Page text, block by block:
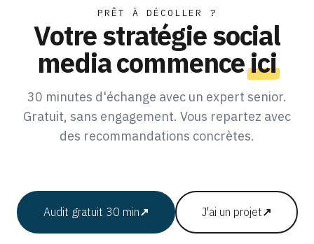
PRÊT À DÉCOLLER ?
Votre stratégie social
media commenceici
30 minutes d'échange avec un expert senior.
Gratuit, sans engagement. Vous repartez avec
des recommandations concrètes.
Audit gratuit 30 min↗ J'ai un projet↗